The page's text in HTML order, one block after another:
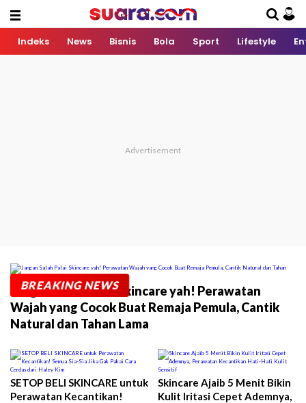
Indeks News Bisnis Bola Sport Lifestyle
BREAKING NEWS
Jangan Salah Palai Skincare yah! Perawatan
Wajah yang Cocok Buat Remaja Pemula, Cantik
Natural dan Tahan Lama
SETOP BELI SKINCARE untuk
Perawatan Kecantikan!
Skincare Ajaib 5 Menit Bikin
Kulit Iritasi Cepet Ademnya,